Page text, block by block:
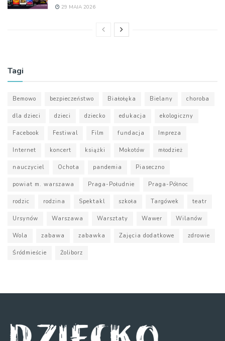
29 MAJA 2026
Tagi
Bemowo bezpieczeństwo Białołęka Bielany choroba
dla dzieci dzieci dziecko edukacja ekologiczny
Facebook Festiwal Film fundacja Impreza
Internet koncert książki Mokotów młodzież
nauczyciel Ochota pandemia Piaseczno
powiat m. warszawa Praga-Południe Praga-Północ
rodzic rodzina Spektakl szkoła Targówek teatr
Ursynów Warszawa Warsztaty Wawer Wilanów
Wola zabawa zabawka Zajęcia dodatkowe zdrowie
Śródmieście Żoliborz